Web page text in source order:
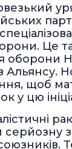
Це
оборони
Альянсу.
щоб
у цю